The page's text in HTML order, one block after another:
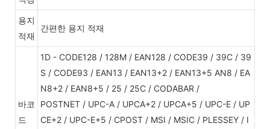
용지
적재
간편한 용지 적재
바코
드
1D - CODE128 / 128M / EAN128 / CODE39 / 39C / 39
S / CODE93 / EAN13 / EAN13+2 / EAN13+5 AN8 / EA
N8+2 / EAN8+5 / 25 / 25C / CODABAR /
POSTNET / UPC-A / UPCA+2 / UPCA+5 / UPC-E / UP
CE+2 / UPC-E+5 / CPOST / MSI / MSIC / PLESSEY / I